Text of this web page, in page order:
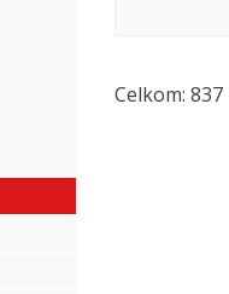
Celkom: 837